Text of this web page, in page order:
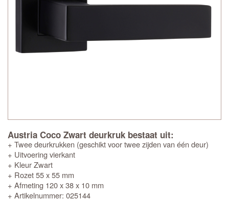
Austria Coco Zwart deurkruk bestaat uit:
+ Twee deurkrukken (geschikt voor twee zijden van één deur)
+ Uitvoering vierkant
+ Kleur Zwart
+ Rozet 55 x 55 mm
+ Afmeting 120 x 38 x 10 mm
+ Artikelnummer: 025144